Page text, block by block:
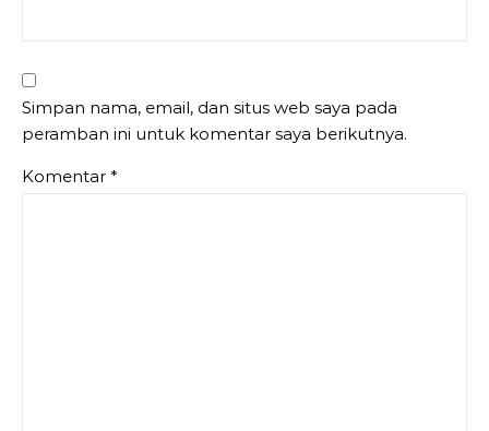
Simpan nama, email, dan situs web saya pada
peramban ini untuk komentar saya berikutnya.
Komentar *